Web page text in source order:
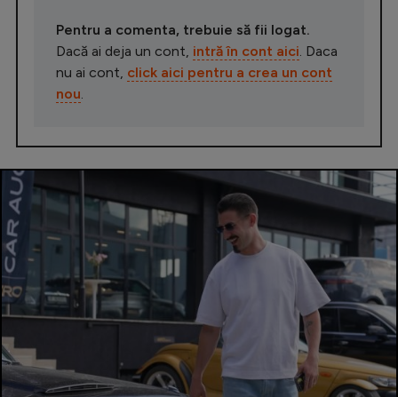
Pentru a comenta, trebuie să fii logat.
Dacă ai deja un cont, intră în cont aici . Daca
nu ai cont, click aici pentru a crea un cont
nou